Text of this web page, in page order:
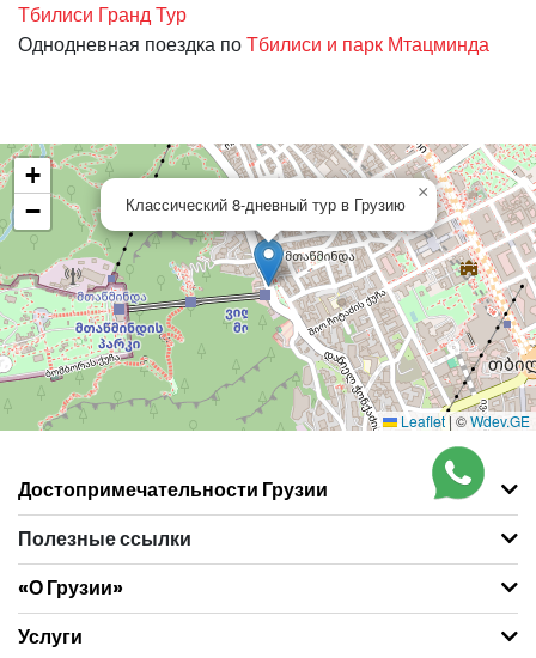
Тбилиси Гранд Тур
Однодневная поездка поТбилиси и парк Мтацминда
Классический 8-дневный тур в Грузию
×
+
−
Leaflet|©Wdev.GE
Достопримечательности Грузии
Полезные ссылки
«О Грузии»
Услуги